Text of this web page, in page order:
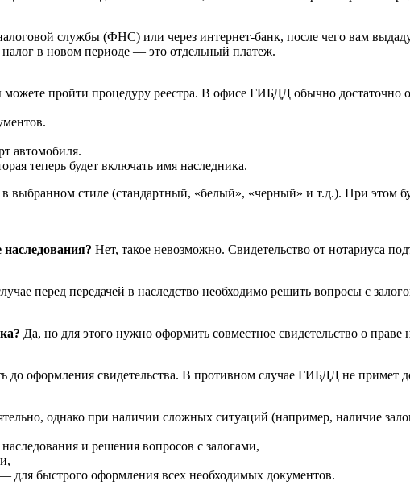
службы (ФНС) или через интернет-банк, после чего вам
в новом периоде — это отдельный платеж.
пройти процедуру реестра. В офисе ГИБДД обычно достаточно
автомобиля.
теперь будет включать имя наследника.
выбранном стиле (стандартный, «белый», «черный» и т.д.). При этом
Нет, такое невозможно. Свидетельство от нотариуса
перед передачей в наследство необходимо решить вопросы с
Да, но для этого нужно оформить совместное свидетельство о
оформления свидетельства. В противном случае ГИБДД не примет
однако при наличии сложных ситуаций (например, наличие
и решения вопросов с залогами,
для быстрого оформления всех необходимых документов.